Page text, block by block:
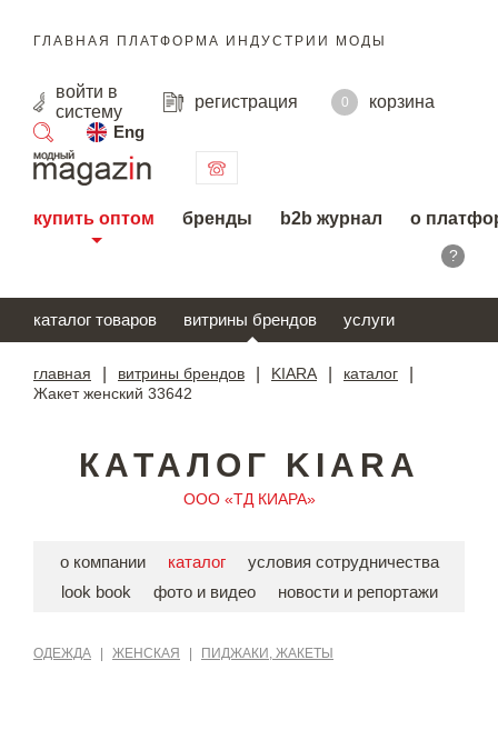
ГЛАВНАЯ ПЛАТФОРМА ИНДУСТРИИ МОДЫ
войти в
систему
регистрация 0
корзина
Eng
поиск
купить оптом бренды b2b журнал о
?
каталог товаров витрины брендов услуги
главная витрины брендов KIARA каталог
Жакет женский 33642
КАТАЛОГ KIARA
ООО «ТД КИАРА»
о компании каталог
условия сотрудничества
look book
фото и видео новости и репортажи
ОДЕЖДА ЖЕНСКАЯ ПИДЖАКИ, ЖАКЕТЫ